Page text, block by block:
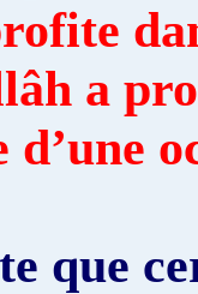
a
d’une
que